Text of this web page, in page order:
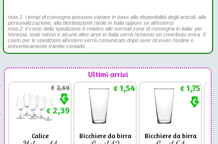
nota 1: i tempi di consegna possono variare in base alla disponibilità degli articoli, alla
personalizzazione, alla destinazione (isole in Italia oppure se all'estero)
nota 2: il costo della spedizione è relativo alle normali zone di consegna in italia: per
Venezia, isole minori e alcune altre aree in Italia verrà richiesto un contributo extra. Il
costo per le spedizioni all'estero verrà comunicato dopo aver ricevuto l'ordine o
preventivamente tramite contatto.
Ultimi arrivi
€2,69
€2,39
Calice
€1,54
Bicchiere da birra
€1,75
Bicchiere da birra